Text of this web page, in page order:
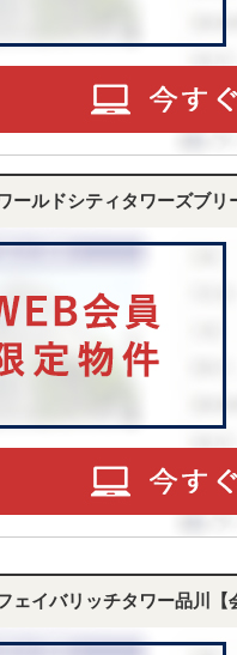
ールドシティタワーズブリ
ェイバリッチタワー品川【